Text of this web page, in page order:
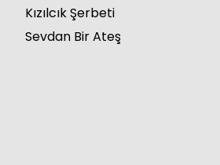
Kızılcık Şerbeti
Sevdan Bir Ateş